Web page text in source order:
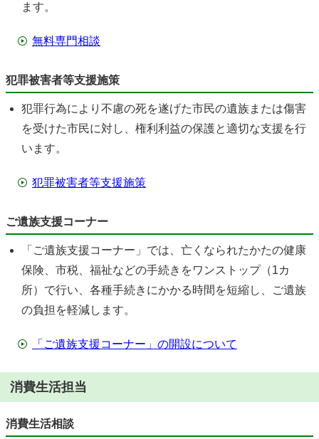
ます。
無料専門相談
犯罪被害者等支援施策
犯罪行為により不慮の死を遂げた市民の遺族または傷害
を受けた市民に対し、権利利益の保護と適切な支援を行
います。
犯罪被害者等支援施策
ご遺族支援コーナー
「ご遺族支援コーナー」では、亡くなられたかたの健康
保険、市税、福祉などの手続きをワンストップ（1カ
所）で行い、各種手続きにかかる時間を短縮し、ご遺族
の負担を軽減します。
「ご遺族支援コーナー」の開設について
消費生活担当
消費生活相談